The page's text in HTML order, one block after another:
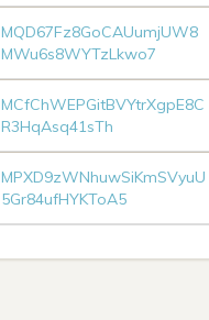
MQD67Fz8GoCAUumjUW8
MWu6s8WYTzLkwo7
MCfChWEPGitBVYtrXgpE8C
R3HqAsq41sTh
MPXD9zWNhuwSiKmSVyuU
5Gr84ufHYKToA5